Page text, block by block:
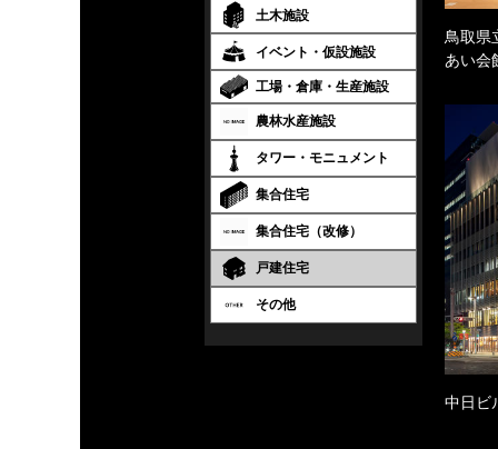
土木施設
イベント・仮設施設
工場・倉庫・生産施設
農林水産施設
タワー・モニュメント
集合住宅
集合住宅（改修）
戸建住宅
その他
鳥取県
あい会
中日ビ